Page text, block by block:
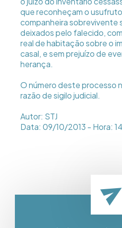
que reconheçam o
companheira sobrevivente
deixados pelo falecido,
real de habitação sobre o
casal, e sem prejuízo de
herança.
O número deste processo
razão de sigilo judicial.
Autor: STJ
Data: 09/10/2013 - Hora: